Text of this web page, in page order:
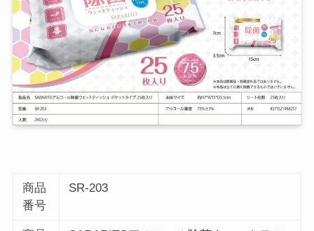
商品
番号
SR-203